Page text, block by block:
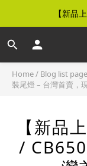
【免運
【新品
【免
Home/ Blog list page
裝尾燈 – 台灣首賣，
【新品
/